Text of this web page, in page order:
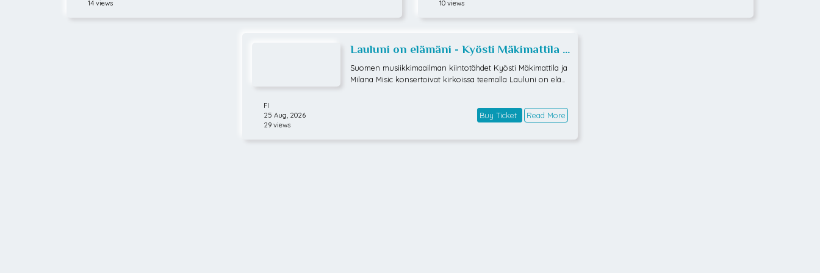
14 views
10 views
Lauluni on elämäni - Kyösti Mäkimattila &
Milana Misic
Suomen musiikkimaailman kiintotähdet Kyösti Mäkimattila ja
Milana Misic konsertoivat kirkoissa teemalla Lauluni on eläm
a tunteiden kirjosta. Samalla konsertti vie yleisön Kyöstin ja
Milanan kertomien tarinoiden siivin elämän monille kiemurai
FI
25 Aug, 2026
29 views
Buy Ticket Read More